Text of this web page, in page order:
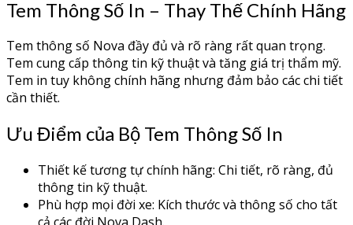
Tem Thông Số In – Thay Thế Chính Hãng
Tem thông số Nova đầy đủ và rõ ràng rất quan trọng.
Tem cung cấp thông tin kỹ thuật và tăng giá trị thẩm mỹ.
Tem in tuy không chính hãng nhưng đảm bảo các chi tiết
cần thiết.
Ưu Điểm của Bộ Tem Thông Số In
Thiết kế tương tự chính hãng: Chi tiết, rõ ràng, đủ
thông tin kỹ thuật.
Phù hợp mọi đời xe: Kích thước và thông số cho tất